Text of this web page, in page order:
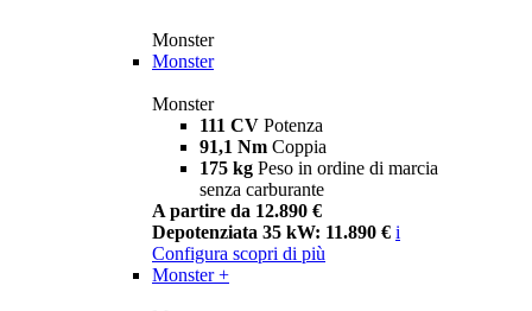
Monster
Monster
Monster
111 CV Potenza
91,1 Nm Coppia
175 kg Peso in ordine di marcia
senza carburante
A partire da 12.890 €
Depotenziata 35 kW: 11.890 € i
Configura scopri di più
Monster +